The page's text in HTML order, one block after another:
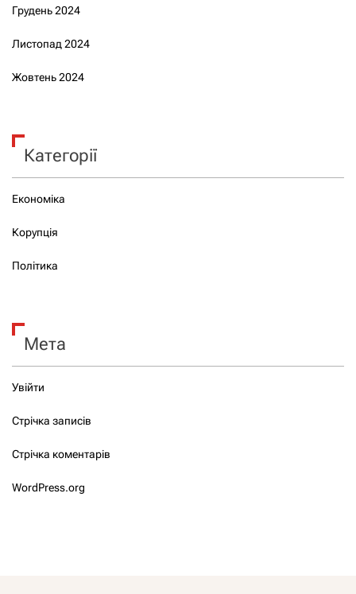
Грудень 2024
Листопад 2024
Жовтень 2024
Категорії
Економіка
Корупція
Політика
Мета
Увійти
Стрічка записів
Стрічка коментарів
WordPress.org